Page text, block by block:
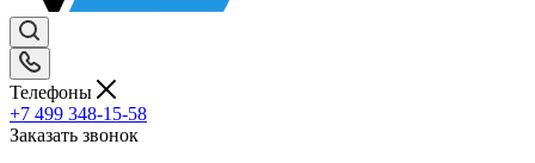
Телефоны
+7 499 348-15-58
Заказать звонок